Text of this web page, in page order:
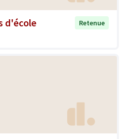
d'école
Retenue